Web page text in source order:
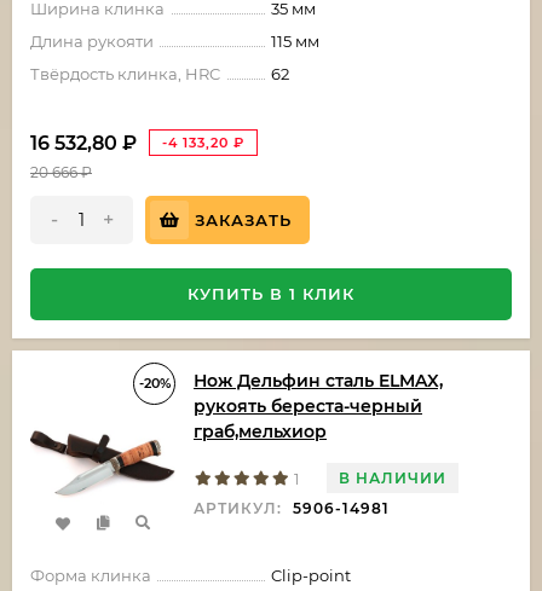
Ширина клинка
35 мм
Длина рукояти
115 мм
Твёрдость клинка, HRC
62
16 532,80 ₽ -4 133,20 ₽
20 666₽
- + ЗАКАЗАТЬ
КУПИТЬ В 1 КЛИК
-20%
Нож Дельфин сталь ELMAX,
рукоять береста-черный
граб,мельхиор
1
В НАЛИЧИИ
АРТИКУЛ:
5906-14981
Форма клинка
Clip-point